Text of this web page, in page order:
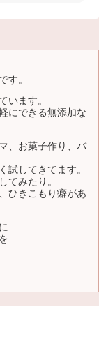
す。
います。
にできる無添加な
、お菓子作り、バ
試してきてます。
てみたり。
ひきこもり癖があ